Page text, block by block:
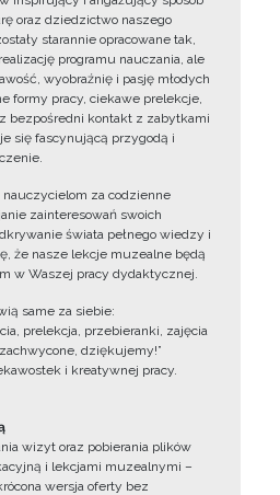
oraz dziedzictwo naszego
starannie opracowane tak,
programu nauczania, ale
wyobraźnię i pasję młodych
formy pracy, ciekawe prelekcje,
bezpośredni kontakt z zabytkami
się fascynującą przygodą i
za codzienne
zainteresowań swoich
świata pełnego wiedzy i
że nasze lekcje muzealne będą
w Waszej pracy dydaktycznej.
same za siebie:
prelekcja, przebieranki, zajęcia
dziękujemy!”
i kreatywnej pracy.
wizyt oraz pobierania plików
i lekcjami muzealnymi –
wersja oferty bez